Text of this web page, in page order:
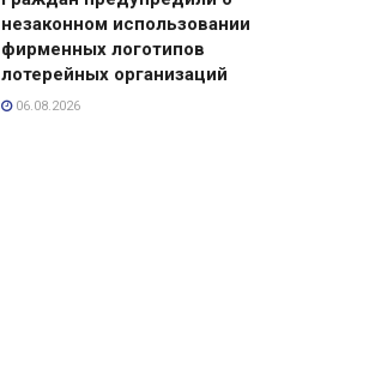
незаконном использовании
фирменных логотипов
лотерейных организаций
06.08.2026